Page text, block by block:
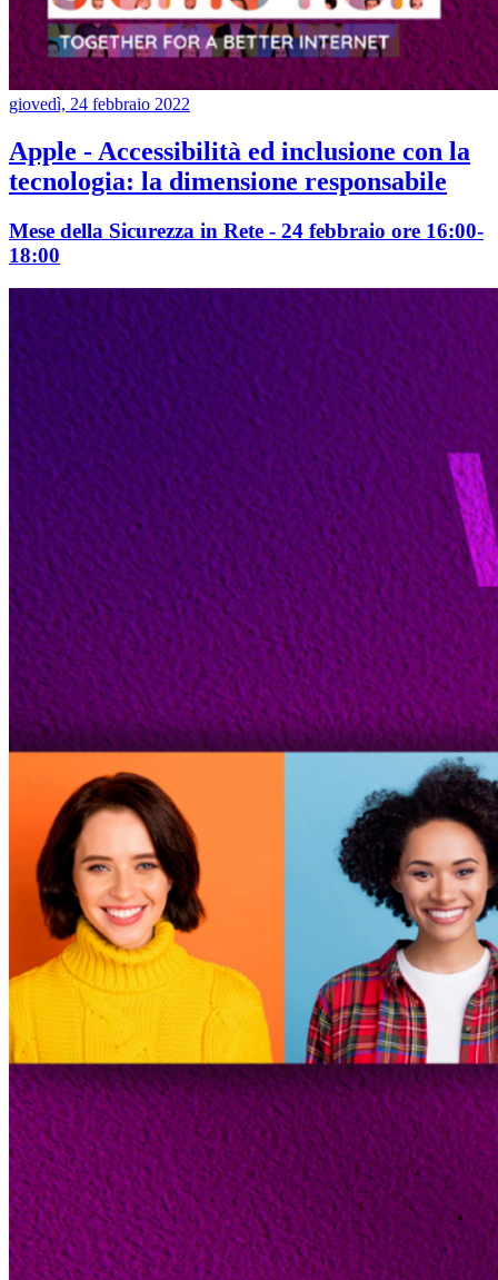
giovedì, 24 febbraio 2022
Apple - Accessibilità ed inclusione con la
tecnologia: la dimensione responsabile
Mese della Sicurezza in Rete - 24 febbraio ore 16:00-
18:00